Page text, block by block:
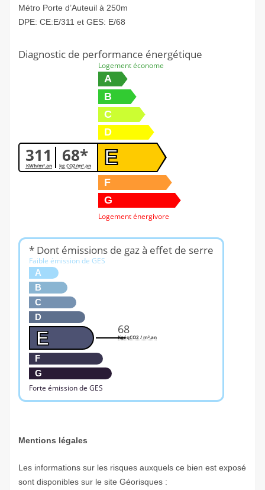
Métro Porte d’Auteuil à 250m
DPE: CE:E/311 et GES: E/68
Diagnostic de performance énergétique
311
KWh/m².an 68*
kg CO2/m².an
Logement économe
A
B
C
D
E
F
G
Logement énergivore
* Dont émissions de gaz à effet de serre
Faible émission de GES
A
B
C
D
E
F
G
Forte émission de GES
68
KgéqCO2 / m².an
Mentions légales
Les informations sur les risques auxquels ce bien est exposé
sont disponibles sur le site Géorisques :